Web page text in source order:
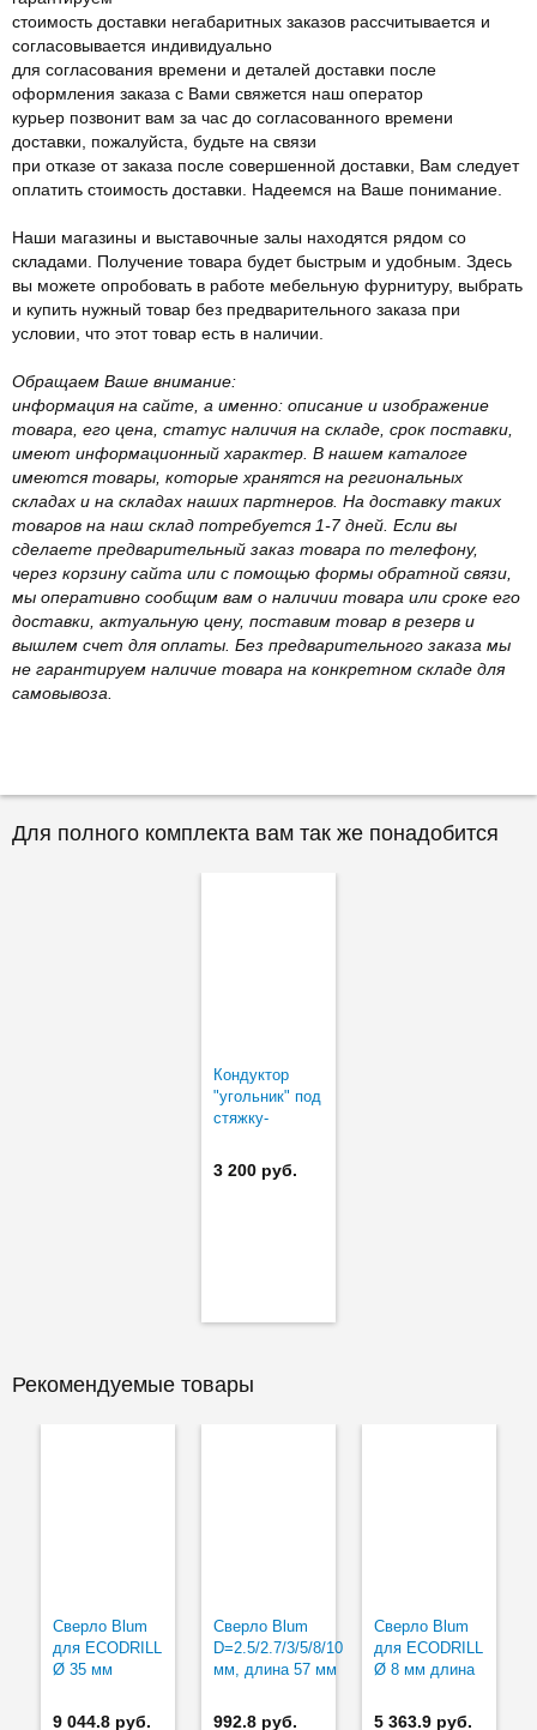
стоимость доставки негабаритных заказов рассчитывается и
согласовывается индивидуально
для согласования времени и деталей доставки после
оформления заказа с Вами свяжется наш оператор
курьер позвонит вам за час до согласованного времени
доставки, пожалуйста, будьте на связи
при отказе от заказа после совершенной доставки, Вам следует
оплатить стоимость доставки. Надеемся на Ваше понимание.
Наши магазины и выставочные залы находятся рядом со
складами. Получение товара будет быстрым и удобным. Здесь
вы можете опробовать в работе мебельную фурнитуру, выбрать
и купить нужный товар без предварительного заказа при
условии, что этот товар есть в наличии.
Обращаем Ваше внимание:
информация на сайте, а именно: описание и изображение
товара, его цена, статус наличия на складе, срок поставки,
имеют информационный характер. В нашем каталоге
имеются товары, которые хранятся на региональных
складах и на складах наших партнеров. На доставку таких
товаров на наш склад потребуется 1-7 дней. Если вы
сделаете предварительный заказ товара по телефону,
через корзину сайта или с помощью формы обратной связи,
мы оперативно сообщим вам о наличии товара или сроке его
доставки, актуальную цену, поставим товар в резерв и
вышлем счет для оплаты. Без предварительного заказа мы
не гарантируем наличие товара на конкретном складе для
самовывоза.
Для полного комплекта вам так же понадобится
Кондуктор
"угольник" под
стяжку-
система "32"
3 200 руб.
Рекомендуемые товары
Сверло Blum
для ECODRILL
Ø 35 мм
9 044.8 руб.
Сверло Blum
D=2.5/2.7/3/5/8/10
мм, длина 57 мм
992.8 руб.
Сверло Blum
для ECODRILL
Ø 8 мм длина
5 363.9 руб.